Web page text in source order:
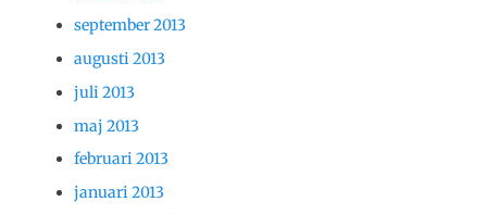
september 2013
augusti 2013
juli 2013
maj 2013
februari 2013
januari 2013